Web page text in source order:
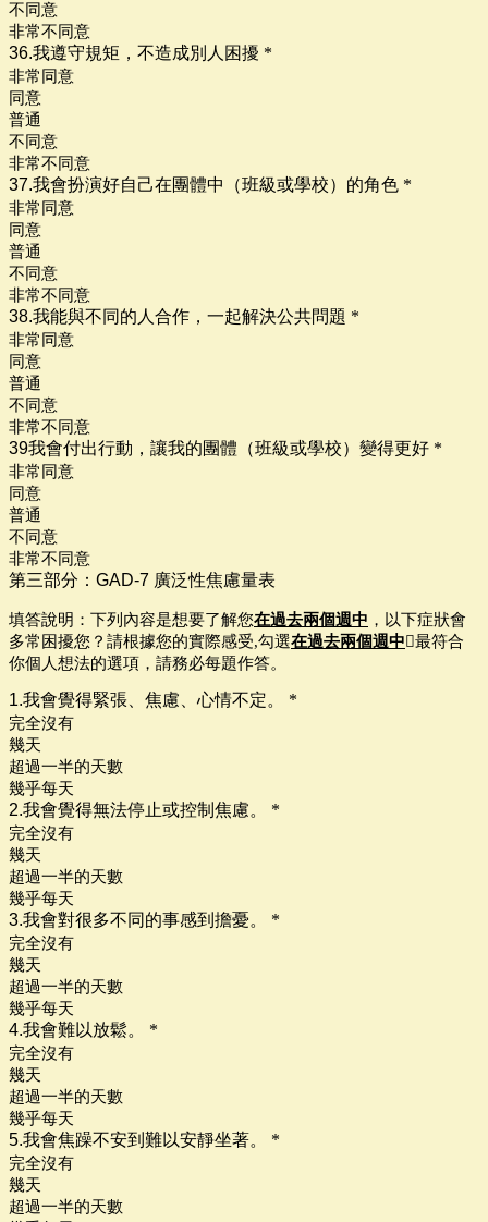
不同意
非常不同意
36.我遵守規矩，不造成別人困擾 *
非常同意
同意
普通
不同意
非常不同意
37.我會扮演好自己在團體中（班級或學校）的角色 *
非常同意
同意
普通
不同意
非常不同意
38.我能與不同的人合作，一起解決公共問題 *
非常同意
同意
普通
不同意
非常不同意
39我會付出行動，讓我的團體（班級或學校）變得更好 *
非常同意
同意
普通
不同意
非常不同意
第三部分：GAD-7 廣泛性焦慮量表
填答說明： 下列內容是想要了解您在過去兩個週中 ，以下症狀會
多常困擾您？請根據您的實際感受,勾選在過去兩個週中最符合
你個人想法的選項，請務必每題作答。
1.我會覺得緊張、焦慮、心情不定。 *
完全沒有
幾天
超過一半的天數
幾乎每天
2.我會覺得無法停止或控制焦慮。 *
完全沒有
幾天
超過一半的天數
幾乎每天
3.我會對很多不同的事感到擔憂。 *
完全沒有
幾天
超過一半的天數
幾乎每天
4.我會難以放鬆。 *
完全沒有
幾天
超過一半的天數
幾乎每天
5.我會焦躁不安到難以安靜坐著。 *
完全沒有
幾天
超過一半的天數